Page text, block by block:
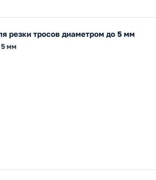
резки тросов диаметром до 5 мм
5 мм